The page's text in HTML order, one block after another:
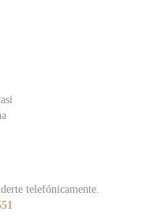
telefónicamente.